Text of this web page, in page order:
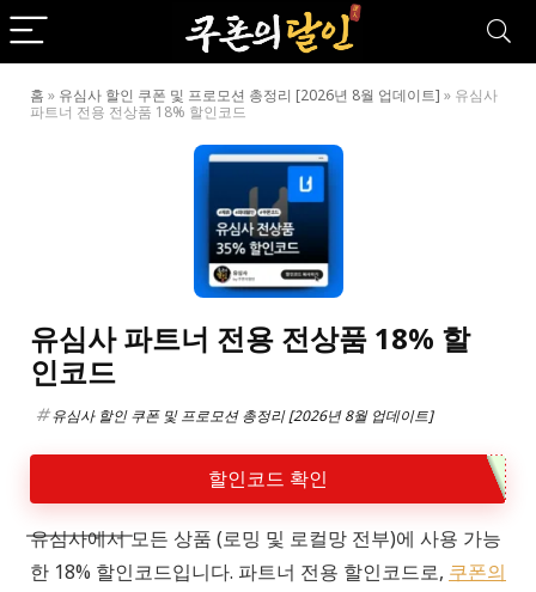
홈 » 유심사 할인 쿠폰 및 프로모션 총정리 [2026년 8월 업데이트] » 유심사
파트너 전용 전상품 18% 할인코드
유심사 파트너 전용 전상품 18% 할
인코드
유심사 할인 쿠폰 및 프로모션 총정리 [2026년 8월 업데이트]
할인코드 확인
유심사에서 모든 상품 (로밍 및 로컬망 전부)에 사용 가능
한 18% 할인코드입니다. 파트너 전용 할인코드로, 쿠폰의